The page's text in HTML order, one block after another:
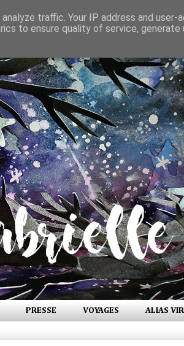
PRESSE VOYAGES ALIAS
traffic. Your IP address and user-
to ensure quality of service, generate